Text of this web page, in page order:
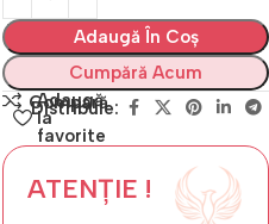
Adaugă În Coș
Cumpără Acum
Compară
Adaugă
la
favorite
Distribuie:
ATENȚIE !